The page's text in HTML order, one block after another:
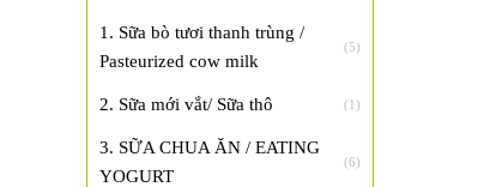
1. Sữa bò tươi thanh trùng /
Pasteurized cow milk
(5)
2. Sữa mới vắt/ Sữa thô (1)
3. SỮA CHUA ĂN / EATING
YOGURT
(6)